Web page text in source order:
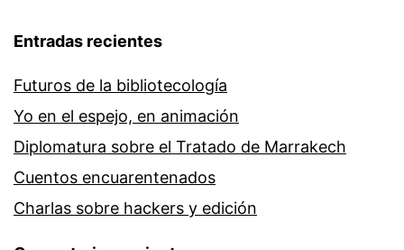
Entradas recientes
Futuros de la bibliotecología
Yo en el espejo, en animación
Diplomatura sobre el Tratado de Marrakech
Cuentos encuarentenados
Charlas sobre hackers y edición